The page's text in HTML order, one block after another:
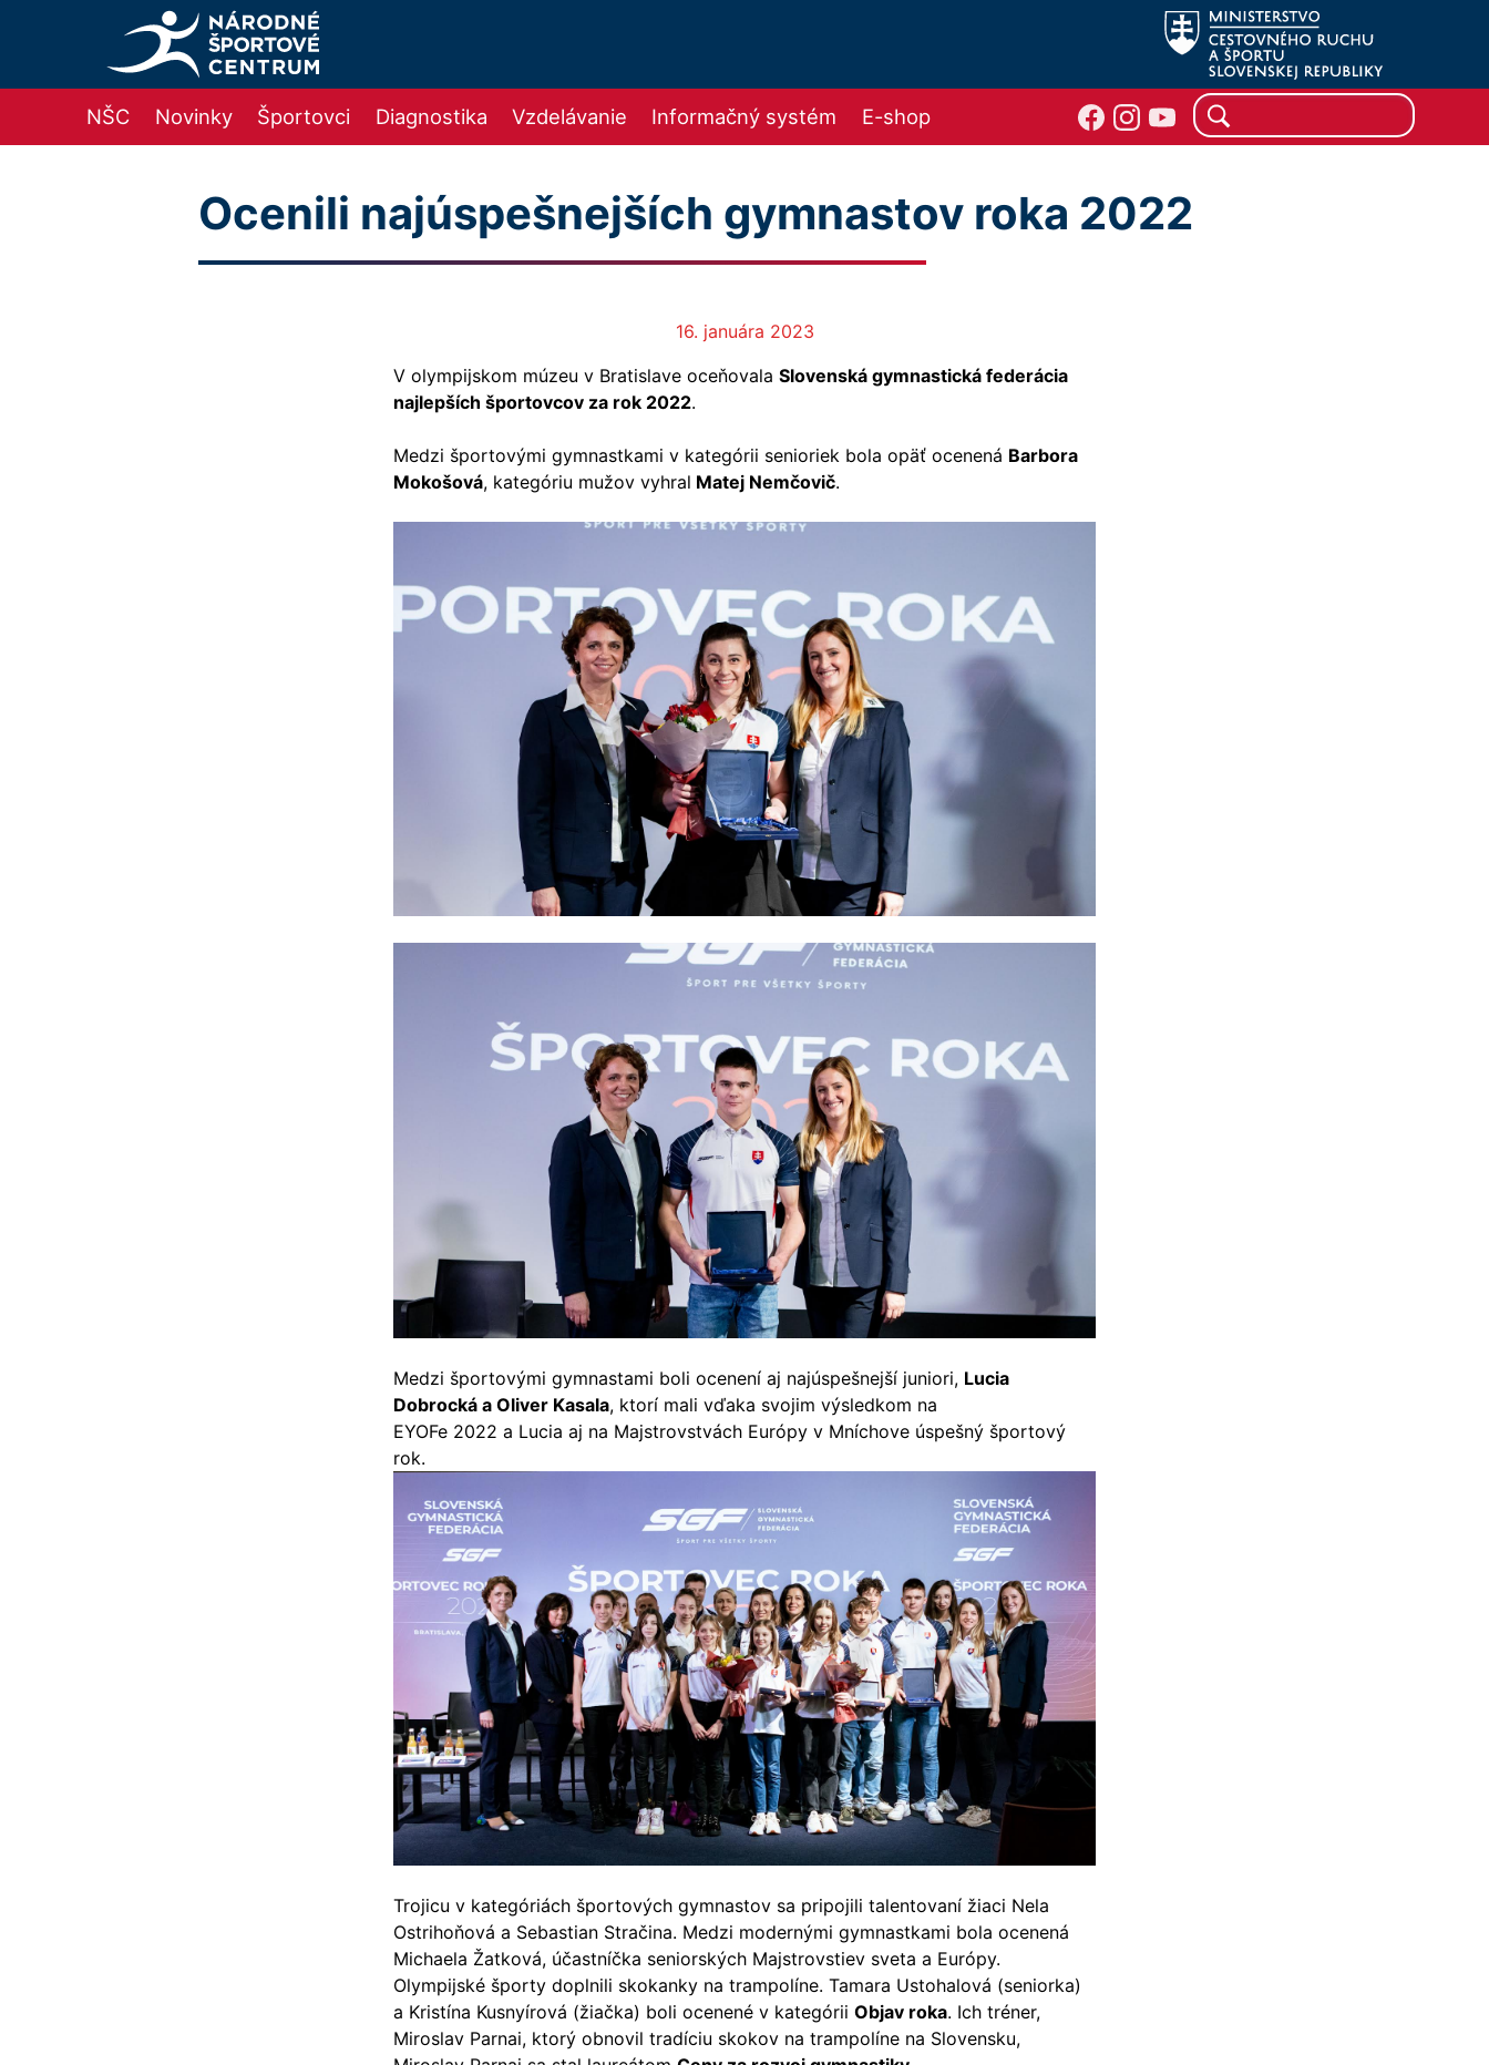
NŠC Novinky Športovci Diagnostika Vzdelávanie Informačný systém E-shop
Ocenili najúspešnejších gymnastov roka 2022
16. januára 2023
V olympijskom múzeu v Bratislave oceňovalaSlovenská gymnastická federácia
najlepších športovcov za rok 2022.
Medzi športovými gymnastkami v kategórii senioriek bola opäť ocenená Barbora
Mokošová, kategóriu mužov vyhral Matej Nemčovič.
Medzi športovými gymnastami boli ocenení aj najúspešnejší juniori, Lucia
Dobrocká a Oliver Kasala, ktorí mali vďaka svojim výsledkom na
EYOFe 2022 a Lucia aj na Majstrovstvách Európy v Mníchove úspešný športový
rok.
Trojicu v kategóriách športových gymnastov sa pripojili talentovaní žiaci Nela
Ostrihoňová a Sebastian Stračina. Medzi modernými gymnastkami bola ocenená
Michaela Žatková, účastníčka seniorských Majstrovstiev sveta a Európy.
Olympijské športy doplnili skokanky na trampolíne. Tamara Ustohalová (seniorka)
a Kristína Kusnyírová (žiačka) boli ocenené v kategóriiObjav roka. Ich tréner,
Miroslav Parnai, ktorý obnovil tradíciu skokov na trampolíne na Slovensku,